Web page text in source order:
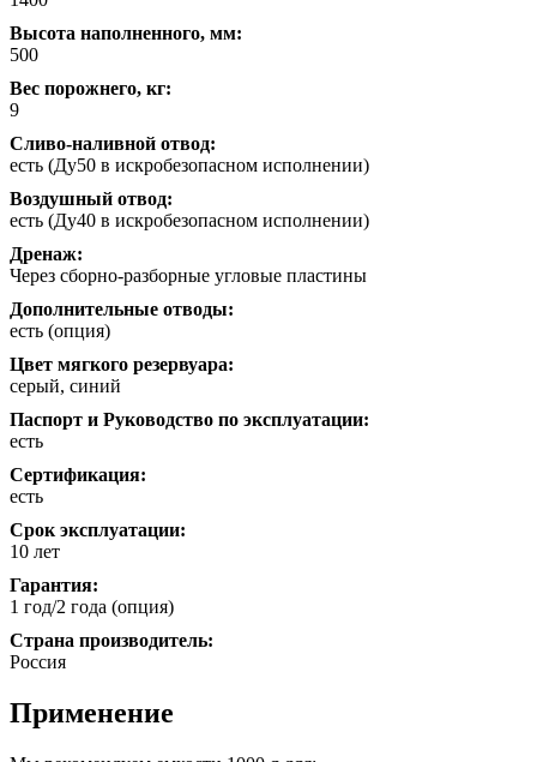
Высота наполненного, мм:
500
Вес порожнего, кг:
9
Сливо-наливной отвод:
есть (Ду50 в искробезопасном исполнении)
Воздушный отвод:
есть (Ду40 в искробезопасном исполнении)
Дренаж:
Через сборно-разборные угловые пластины
Дополнительные отводы:
есть (опция)
Цвет мягкого резервуара:
серый, синий
Паспорт и Руководство по эксплуатации:
есть
Сертификация:
есть
Срок эксплуатации:
10 лет
Гарантия:
1 год/2 года (опция)
Страна производитель:
Россия
Применение